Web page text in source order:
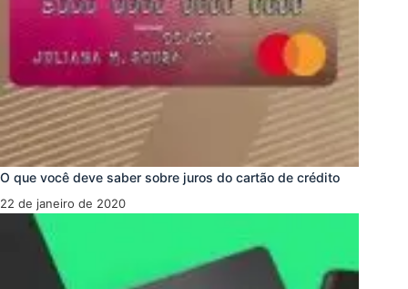
O que você deve saber sobre juros do cartão de crédito
22 de janeiro de 2020